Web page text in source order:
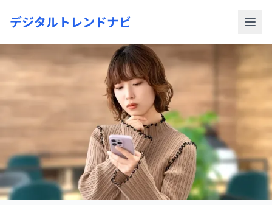
デジタルトレンドナビ